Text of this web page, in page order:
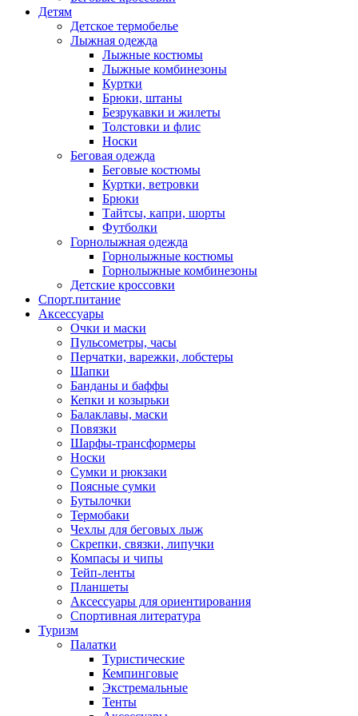
Детям
Детское термобелье
Лыжная одежда
Лыжные костюмы
Лыжные комбинезоны
Куртки
Брюки, штаны
Безрукавки и жилеты
Толстовки и флис
Носки
Беговая одежда
Беговые костюмы
Куртки, ветровки
Брюки
Тайтсы, капри, шорты
Футболки
Горнолыжная одежда
Горнолыжные костюмы
Горнолыжные комбинезоны
Детские кроссовки
Спорт.питание
Аксессуары
Очки и маски
Пульсометры, часы
Перчатки, варежки, лобстеры
Шапки
Банданы и баффы
Кепки и козырьки
Балаклавы, маски
Повязки
Шарфы-трансформеры
Носки
Сумки и рюкзаки
Поясные сумки
Бутылочки
Термобаки
Чехлы для беговых лыж
Скрепки, связки, липучки
Компасы и чипы
Тейп-ленты
Планшеты
Аксессуары для ориентирования
Спортивная литература
Туризм
Палатки
Туристические
Кемпинговые
Экстремальные
Тенты